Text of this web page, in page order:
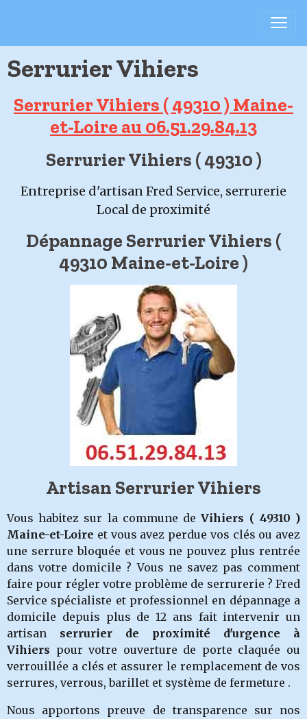
Serrurier Vihiers
Serrurier Vihiers ( 49310 ) Maine-
et-Loire au 06.51.29.84.13
Serrurier Vihiers ( 49310 )
Entreprise d'artisan Fred Service, serrurerie
Local de proximité
Dépannage Serrurier Vihiers (
49310 Maine-et-Loire )
Artisan Serrurier Vihiers
Vous habitez sur la commune deVihiers ( 49310 )
Maine-et-Loire et vous avez perdue vos clés ou avez
une serrure bloquée et vous ne pouvez plus rentrée
dans votre domicile ? Vous ne savez pas comment
faire pour régler votre problème de serrurerie ? Fred
Service spécialiste et professionnel en dépannage a
domicile depuis plus de 12 ans fait intervenir un
artisan serrurier de proximité d'urgence à
Vihiers pour votre ouverture de porte claquée ou
verrouillée a clés et assurer le remplacement de vos
serrures, verrous, barillet et système de fermeture .
Nous apportons preuve de transparence sur nos